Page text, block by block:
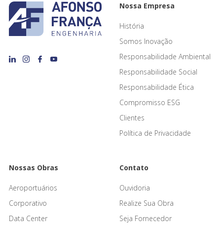
Nossa Empresa
História
Somos Inovação
Responsabilidade Ambiental
Responsabilidade Social
Responsabilidade Ética
Compromisso ESG
Clientes
Política de Privacidade
Nossas Obras
Aeroportuários
Corporativo
Data Center
Contato
Ouvidoria
Realize Sua Obra
Seja Fornecedor